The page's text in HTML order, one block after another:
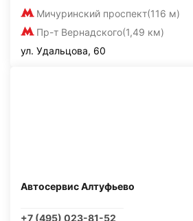
Мичуринский проспект(116 м)
Пр-т Вернадского(1,49 км)
ул. Удальцова, 60
Автосервис Алтуфьево
+7 (495) 023-81-52